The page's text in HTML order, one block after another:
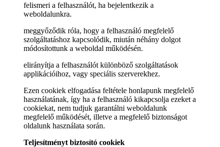
felismeri a felhasználót, ha bejelentkezik a
weboldalunkra.
meggyőződik róla, hogy a felhasználó megfelelő
szolgáltatáshoz kapcsolódik, miután néhány dolgot
módosítottunk a weboldal működésén.
elirányítja a felhasználót különböző szolgáltatások
applikációihoz, vagy speciális szerverekhez.
Ezen cookiek elfogadása feltétele honlapunk megfelelő
használatának, így ha a felhasználó kikapcsolja ezeket a
cookiekat, nem tudjuk garantálni weboldalunk
megfelelő működését, illetve a megfelelő biztonságot
oldalunk használata során.
Teljesítményt biztosító cookiek